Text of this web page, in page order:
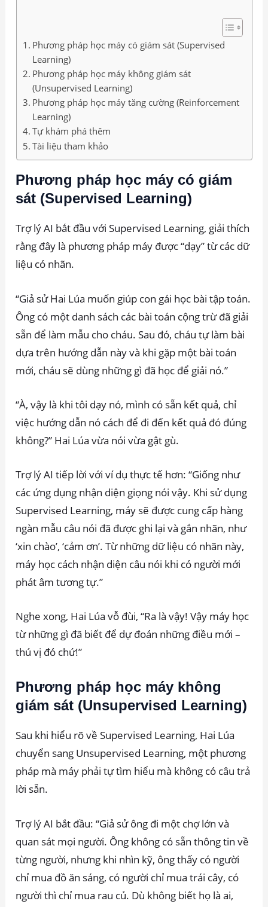
Phương pháp học máy có giám sát (Supervised
Learning)
Phương pháp học máy không giám sát
(Unsupervised Learning)
Phương pháp học máy tăng cường (Reinforcement
Learning)
Tự khám phá thêm
Tài liệu tham khảo
Phương pháp học máy có giám
sát (Supervised Learning)
Trợ lý AI bắt đầu với Supervised Learning, giải thích
rằng đây là phương pháp máy được “dạy” từ các dữ
liệu có nhãn.
“Giả sử Hai Lúa muốn giúp con gái học bài tập toán.
Ông có một danh sách các bài toán cộng trừ đã giải
sẵn để làm mẫu cho cháu. Sau đó, cháu tự làm bài
dựa trên hướng dẫn này và khi gặp một bài toán
mới, cháu sẽ dùng những gì đã học để giải nó.”
“À, vậy là khi tôi dạy nó, mình có sẵn kết quả, chỉ
việc hướng dẫn nó cách để đi đến kết quả đó đúng
không?” Hai Lúa vừa nói vừa gật gù.
Trợ lý AI tiếp lời với ví dụ thực tế hơn: “Giống như
các ứng dụng nhận diện giọng nói vậy. Khi sử dụng
Supervised Learning, máy sẽ được cung cấp hàng
ngàn mẫu câu nói đã được ghi lại và gắn nhãn, như
‘xin chào’, ‘cảm ơn’. Từ những dữ liệu có nhãn này,
máy học cách nhận diện câu nói khi có người mới
phát âm tương tự.”
Nghe xong, Hai Lúa vỗ đùi, “Ra là vậy! Vậy máy học
từ những gì đã biết để dự đoán những điều mới –
thú vị đó chứ!”
Phương pháp học máy không
giám sát (Unsupervised Learning)
Sau khi hiểu rõ về Supervised Learning, Hai Lúa
chuyển sang Unsupervised Learning, một phương
pháp mà máy phải tự tìm hiểu mà không có câu trả
lời sẵn.
Trợ lý AI bắt đầu: “Giả sử ông đi một chợ lớn và
quan sát mọi người. Ông không có sẵn thông tin về
từng người, nhưng khi nhìn kỹ, ông thấy có người
chỉ mua đồ ăn sáng, có người chỉ mua trái cây, có
người thì chỉ mua rau củ. Dù không biết họ là ai,